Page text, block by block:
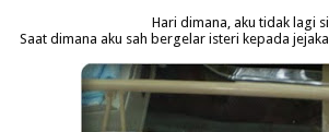
Hari dimana, aku tidak lagi
Saat dimana aku sah bergelar isteri kepada